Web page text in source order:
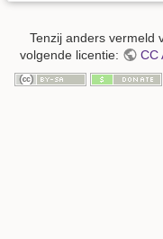
Tenzij anders vermeld
volgende licentie:
CC